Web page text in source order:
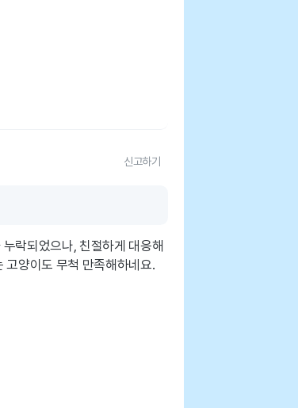
신고하기
락되었으나, 친절하게 대응해
고양이도 무척 만족해하네요.